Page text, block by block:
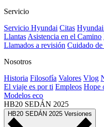
Servicio
Servicio Hyundai Citas
Llantas Asistencia en el Camino
Llamados a revisión Cuidado
Nosotros
Historia Filosofía Valores Vlog
El viaje es por ti Empleos Hope
Modelos eco
HB20 SEDÁN 2025
HB20 SEDÁN 2025 Versiones